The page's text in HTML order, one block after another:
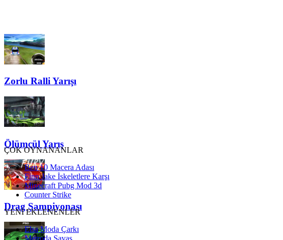
Zorlu Ralli Yarışı
Ölümcül Yarış
Drag Şampiyonası
ÇOK OYNANANLAR
Ben 10 Macera Adası
Finn Jake İskeletlere Karşı
Minecraft Pubg Mod 3d
Counter Strike
YENİ EKLENENLER
Elsa Moda Çarkı
Metroda Savaş